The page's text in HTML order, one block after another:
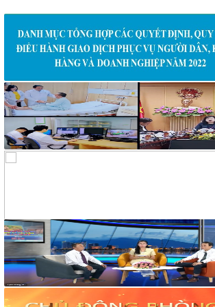
chính giáo dục tại xã, phường, thị trấn
189/2025/NĐ-CP
Nghị định Quy định chi tiết Luật Xử lý vi
thẩm quyền xử phạt vi phạm hành chính
318/VPCQTT
V/v định hướng công tác tuyên truyền, đấu
nhân quyền tháng 01/2026
1265/HD-BCĐ
HƯỚNG DẪN QUẢN LÝ NGƯỜI MẮC
25/01/2022
48/TB-UBND
Kết luận của Phó Chủ tịch UBND tỉnh Đinh
Phó Trưởng Ban chỉ đạo phòng, chống dịch
Khánh Hòa tại cuộc họp Ban Chỉ đạo phòng,
Covid-19 ngày 11/02/2022